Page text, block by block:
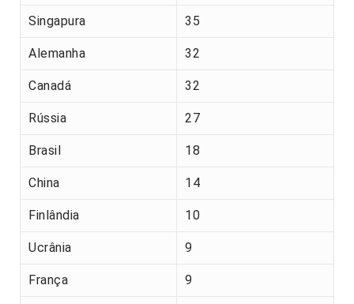
Singapura 35
Alemanha 32
Canadá 32
Rússia 27
Brasil 18
China 14
Finlândia 10
Ucrânia 9
França 9